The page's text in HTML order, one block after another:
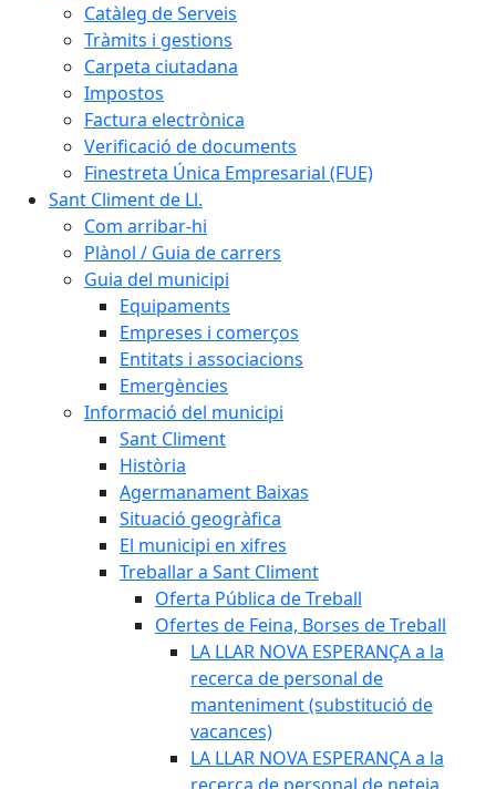
Catàleg de Serveis
Tràmits i gestions
Carpeta ciutadana
Impostos
Factura electrònica
Verificació de documents
Finestreta Única Empresarial (FUE)
Sant Climent de Ll.
Com arribar-hi
Plànol / Guia de carrers
Guia del municipi
Equipaments
Empreses i comerços
Entitats i associacions
Emergències
Informació del municipi
Sant Climent
Història
Agermanament Baixas
Situació geogràfica
El municipi en xifres
Treballar a Sant Climent
Oferta Pública de Treball
Ofertes de Feina, Borses de Treball
LA LLAR NOVA ESPERANÇA a la
recerca de personal de
manteniment (substitució de
vacances)
LA LLAR NOVA ESPERANÇA a la